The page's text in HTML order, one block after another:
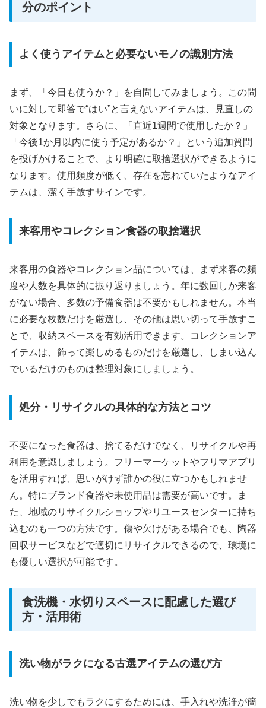
分のポイント
よく使うアイテムと必要ないモノの識別方法
まず、「今日も使うか？」を自問してみましょう。この問
いに対して即答で“はい”と言えないアイテムは、見直しの
対象となります。さらに、「直近1週間で使用したか？」
「今後1か月以内に使う予定があるか？」という追加質問
を投げかけることで、より明確に取捨選択ができるように
なります。使用頻度が低く、存在を忘れていたようなアイ
テムは、潔く手放すサインです。
来客用やコレクション食器の取捨選択
来客用の食器やコレクション品については、まず来客の頻
度や人数を具体的に振り返りましょう。年に数回しか来客
がない場合、多数の予備食器は不要かもしれません。本当
に必要な枚数だけを厳選し、その他は思い切って手放すこ
とで、収納スペースを有効活用できます。コレクションア
イテムは、飾って楽しめるものだけを厳選し、しまい込ん
でいるだけのものは整理対象にしましょう。
処分・リサイクルの具体的な方法とコツ
不要になった食器は、捨てるだけでなく、リサイクルや再
利用を意識しましょう。フリーマーケットやフリマアプリ
を活用すれば、思いがけず誰かの役に立つかもしれませ
ん。特にブランド食器や未使用品は需要が高いです。ま
た、地域のリサイクルショップやリユースセンターに持ち
込むのも一つの方法です。傷や欠けがある場合でも、陶器
回収サービスなどで適切にリサイクルできるので、環境に
も優しい選択が可能です。
食洗機・水切りスペースに配慮した選び
方・活用術
洗い物がラクになる古選アイテムの選び方
洗い物を少しでもラクにするためには、手入れや洗浄が簡